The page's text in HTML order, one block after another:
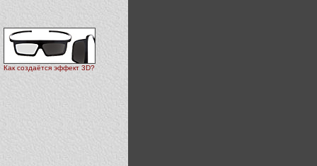
Как создаётся эффект 3D?